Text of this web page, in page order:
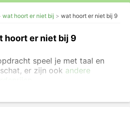
wat hoort er niet bij wat hoort er niet bij 9
hoort er niet bij 9
speel je met taal en
er zijn ook andere